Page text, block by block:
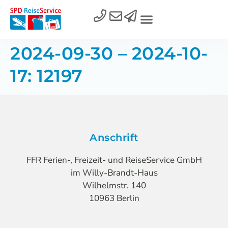
2024-09-30 – 2024-10-
17: 12197
Anschrift
FFR Ferien-, Freizeit- und ReiseService GmbH
im Willy-Brandt-Haus
Wilhelmstr. 140
10963 Berlin